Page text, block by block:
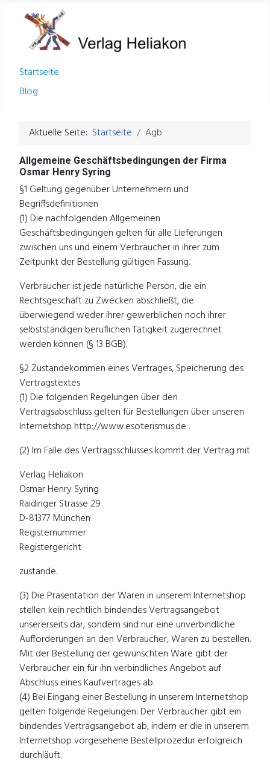
Startseite
Blog
Aktuelle Seite: Startseite Agb
Allgemeine Geschäftsbedingungen der Firma
Osmar Henry Syring
§1 Geltung gegenüber Unternehmern und
Begriffsdefinitionen
(1) Die nachfolgenden Allgemeinen
Geschäftsbedingungen gelten für alle Lieferungen
zwischen uns und einem Verbraucher in ihrer zum
Zeitpunkt der Bestellung gültigen Fassung.
Verbraucher ist jede natürliche Person, die ein
Rechtsgeschäft zu Zwecken abschließt, die
überwiegend weder ihrer gewerblichen noch ihrer
selbstständigen beruflichen Tätigkeit zugerechnet
werden können (§ 13 BGB).
§2 Zustandekommen eines Vertrages, Speicherung des
Vertragstextes
(1) Die folgenden Regelungen über den
Vertragsabschluss gelten für Bestellungen über unseren
Internetshop http://www.esoterismus.de .
(2) Im Falle des Vertragsschlusses kommt der Vertrag mit
Verlag Heliakon
Osmar Henry Syring
Raidinger Strasse 29
D-81377 München
Registernummer
Registergericht
zustande.
(3) Die Präsentation der Waren in unserem Internetshop
stellen kein rechtlich bindendes Vertragsangebot
unsererseits dar, sondern sind nur eine unverbindliche
Aufforderungen an den Verbraucher, Waren zu bestellen.
Mit der Bestellung der gewünschten Ware gibt der
Verbraucher ein für ihn verbindliches Angebot auf
Abschluss eines Kaufvertrages ab.
(4) Bei Eingang einer Bestellung in unserem Internetshop
gelten folgende Regelungen: Der Verbraucher gibt ein
bindendes Vertragsangebot ab, indem er die in unserem
Internetshop vorgesehene Bestellprozedur erfolgreich
durchläuft.